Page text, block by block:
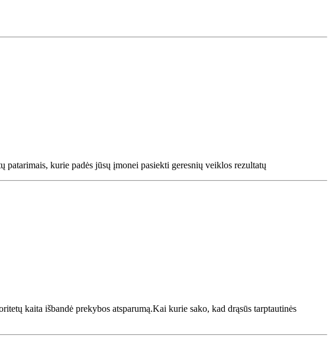
kurie padės jūsų įmonei pasiekti geresnių veiklos rezultatų
kaita išbandė prekybos atsparumą.Kai kurie sako, kad drąsūs tarptautinės